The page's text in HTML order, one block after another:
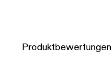
Produktbewertungen